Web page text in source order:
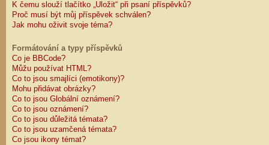
K čemu slouží tlačítko „Uložit“ při psaní příspěvků?
Proč musí být můj příspěvek schválen?
Jak mohu oživit svoje téma?
Formátování a typy příspěvků
Co je BBCode?
Můžu používat HTML?
Co to jsou smajlíci (emotikony)?
Mohu přidávat obrázky?
Co to jsou Globální oznámení?
Co to jsou oznámení?
Co to jsou důležitá témata?
Co to jsou uzamčená témata?
Co jsou ikony témat?